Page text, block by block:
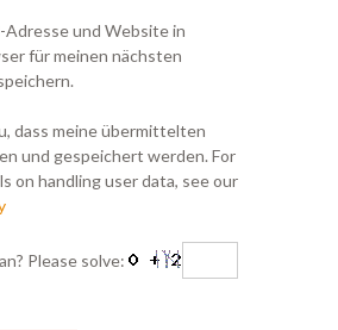
Adresse und Website in
für meinen nächsten
dass meine übermittelten
und gespeichert werden. For
on handling user data, see our
Please solve: